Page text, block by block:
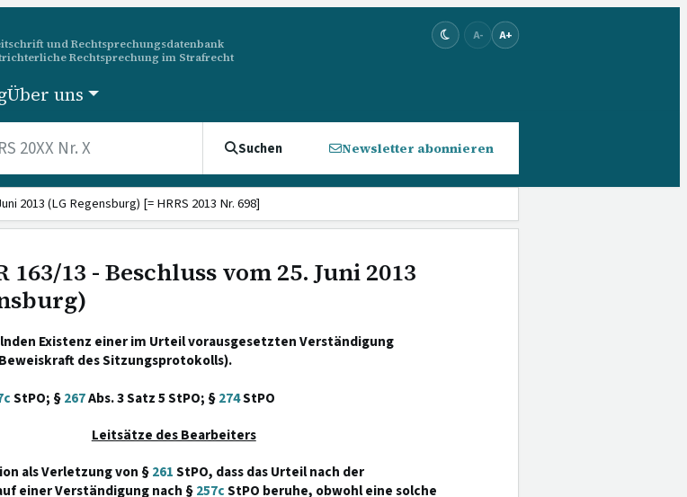
und Rechtsprechungsdatenbank
Rechtsprechung im Strafrecht
A- A+
Über uns
Suchen Newsletter abonnieren
2013 (LG Regensburg) [= HRRS 2013 Nr. 698]
163/13 - Beschluss vom 25. Juni 2013
Existenz einer im Urteil vorausgesetzten Verständigung
des Sitzungsprotokolls).
StPO; §267Abs. 3 Satz 5 StPO; §274StPO
Leitsätze des Bearbeiters
als Verletzung von §261StPO, dass das Urteil nach der
einer Verständigung nach §257cStPO beruhe, obwohl eine solche